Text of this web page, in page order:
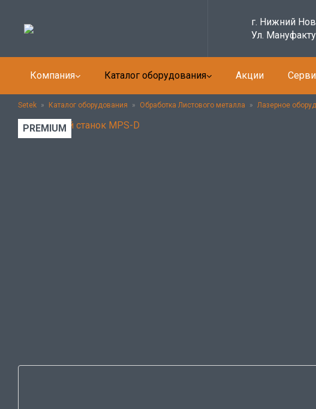
г. Нижний
Ул.
Компания Каталог оборудования Акции
Setek » Каталог оборудования » Обработка Листового металла » Лазерное
PREMIUM